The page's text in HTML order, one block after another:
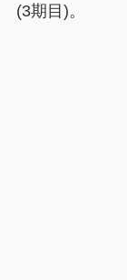
(3期目)。